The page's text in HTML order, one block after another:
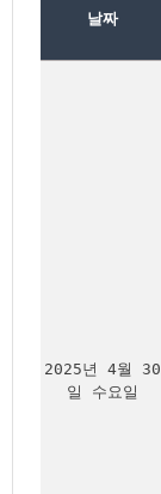
날짜
2025년 4월 30
일 수요일